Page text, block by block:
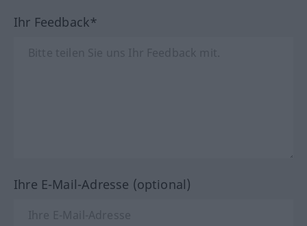
Ihr Feedback*
Ihre E-Mail-Adresse (optional)